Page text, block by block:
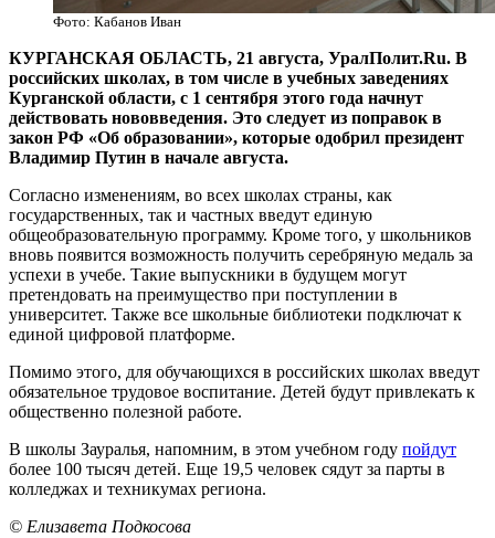
Фото: Кабанов Иван
КУРГАНСКАЯ ОБЛАСТЬ, 21 августа, УралПолит.Ru. В
российских школах, в том числе в учебных заведениях
Курганской области, с 1 сентября этого года начнут
действовать нововведения. Это следует из поправок в
закон РФ «Об образовании», которые одобрил президент
Владимир Путин в начале августа.
Согласно изменениям, во всех школах страны, как
государственных, так и частных введут единую
общеобразовательную программу. Кроме того, у школьников
вновь появится возможность получить серебряную медаль за
успехи в учебе. Такие выпускники в будущем могут
претендовать на преимущество при поступлении в
университет. Также все школьные библиотеки подключат к
единой цифровой платформе.
Помимо этого, для обучающихся в российских школах введут
обязательное трудовое воспитание. Детей будут привлекать к
общественно полезной работе.
В школы Зауралья, напомним, в этом учебном году пойдут
более 100 тысяч детей. Еще 19,5 человек сядут за парты в
колледжах и техникумах региона.
© Елизавета Подкосова